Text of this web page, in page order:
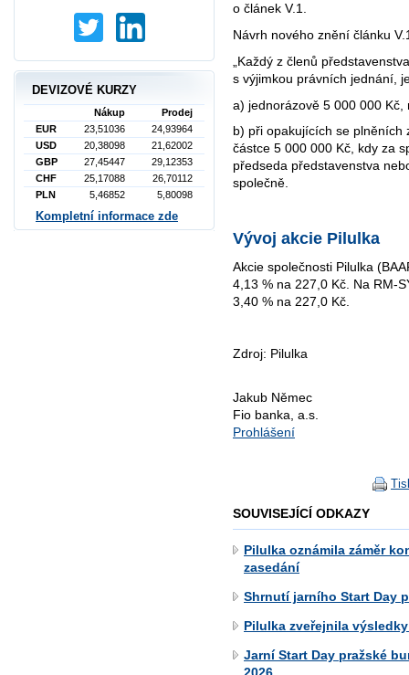
o článek V.1.
Návrh nového znění článku
„Každý z členů
s výjimkou právních jednání,
a) jednorázově 5 000 000 Kč,
b) při opakujících se
částce 5 000 000 Kč, kdy za
předseda představenstva
společně.
Vývoj akcie Pilulka
Akcie společnosti Pilulka
4,13 % na 227,0 Kč. Na RM-
3,40 % na 227,0 Kč.
Zdroj: Pilulka
Jakub Němec
Fio banka, a.s.
Prohlášení
SOUVISEJÍCÍ ODKAZY
Pilulka oznámila záměr
zasedání
Shrnutí jarního Start Day
Pilulka zveřejnila
Jarní Start Day pražské
2026
DEVIZOVÉ KURZY
Nákup
Prodej
EUR
23,51036
24,93964
USD
20,38098
21,62002
GBP
27,45447
29,12353
CHF
25,17088
26,70112
PLN
5,46852 5,80098
Kompletní informace zde